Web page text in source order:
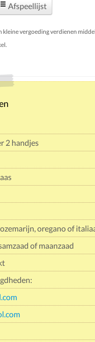
Afspeellijst
kleine vergoeding verdienen
2 handjes
oregano of
of maanzaad